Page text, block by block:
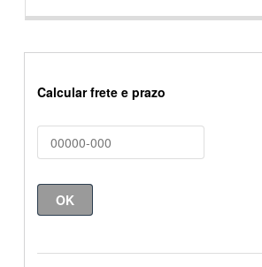
Calcular frete e prazo
OK